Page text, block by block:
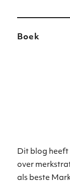
Boek
Dit blog heeft
over
als beste